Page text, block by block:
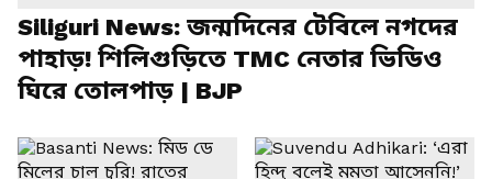
Siliguri News: জন্মদিনের টেবিলে নগদের
পাহাড়! শিলিগুড়িতে TMC নেতার ভিডিও
ঘিরে তোলপাড় | BJP